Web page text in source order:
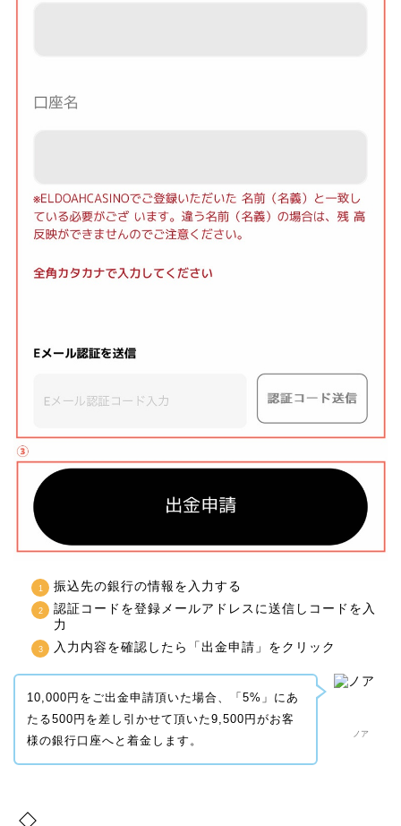
振込先の銀行の情報を入力する
認証コードを登録メールアドレスに送信しコードを入
力
入力内容を確認したら「出金申請」をクリック
ノア
10,000円をご出金申請頂いた場合、「5%」にあ
たる500円を差し引かせて頂いた9,500円がお客
様の銀行口座へと着金します。